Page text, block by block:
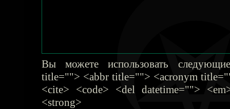
Вы можете использовать
title=""> <abbr title=""> <acronym
<cite> <code> <del datetime="">
<strong>